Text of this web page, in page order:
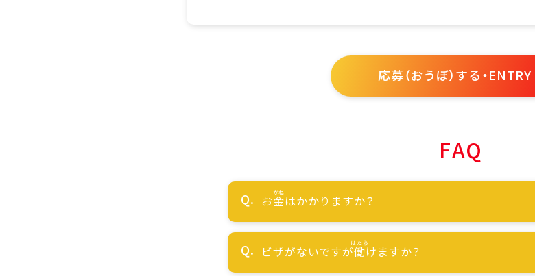
応募（おうぼ）する・ENTRY
FAQ
お金はかかりますか？
ビザがないですが働けますか？